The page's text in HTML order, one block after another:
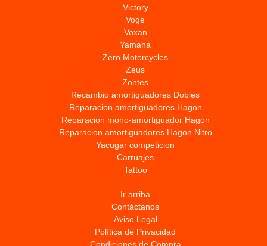
Victory
Voge
Voxan
Yamaha
Zero Motorcycles
Zeus
Zontes
Recambio amortiguadores Dobles
Reparacion amortiguadores Hagon
Reparacion mono-amortiguador Hagon
Reparacion amortiguadores Hagon Nitro
Yacugar competicion
Carruajes
Tattoo
Ir arriba
Contáctanos
Aviso Legal
Política de Privacidad
Condiciones de Compra